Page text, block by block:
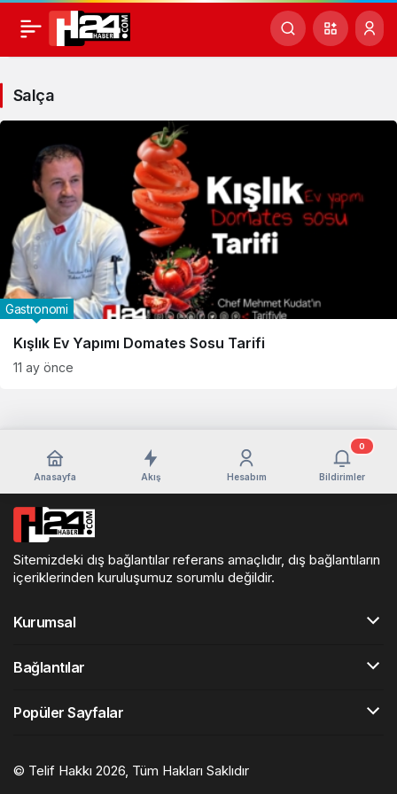
Salça
Haberleri
Salça
Kışlık Ev Yapımı Domates Sosu Tarifi
Gastronomi
11 ay önce
Anasayfa Akış Hesabım Bildirimler
0
Sitemizdeki dış bağlantılar referans amaçlıdır, dış bağlantıların
içeriklerinden kuruluşumuz sorumlu değildir.
Kurumsal
Bağlantılar
Popüler Sayfalar
© Telif Hakkı 2026, Tüm Hakları Saklıdır